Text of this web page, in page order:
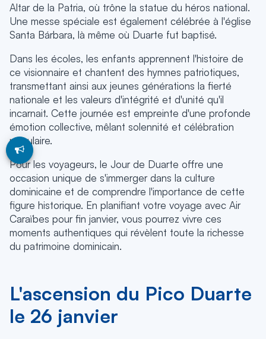
Altar de la Patria, où trône la statue du héros national.
Une messe spéciale est également célébrée à l'église
Santa Bárbara, là même où Duarte fut baptisé.
Dans les écoles, les enfants apprennent l'histoire de
ce visionnaire et chantent des hymnes patriotiques,
transmettant ainsi aux jeunes générations la fierté
nationale et les valeurs d'intégrité et d'unité qu'il
incarnait. Cette journée est empreinte d'une profonde
émotion collective, mêlant solennité et célébration
populaire.
Pour les voyageurs, le Jour de Duarte offre une
occasion unique de s'immerger dans la culture
dominicaine et de comprendre l'importance de cette
figure historique. En planifiant votre voyage avec Air
Caraïbes pour fin janvier, vous pourrez vivre ces
moments authentiques qui révèlent toute la richesse
du patrimoine dominicain.
L'ascension du Pico Duarte
le 26 janvier